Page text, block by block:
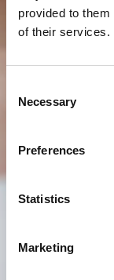
provided to
of their services.
Selection
Necessary
Preferences
Statistics
Marketing